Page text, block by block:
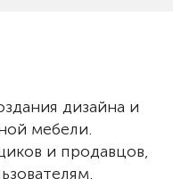
дизайна и
мебели.
и продавцов,